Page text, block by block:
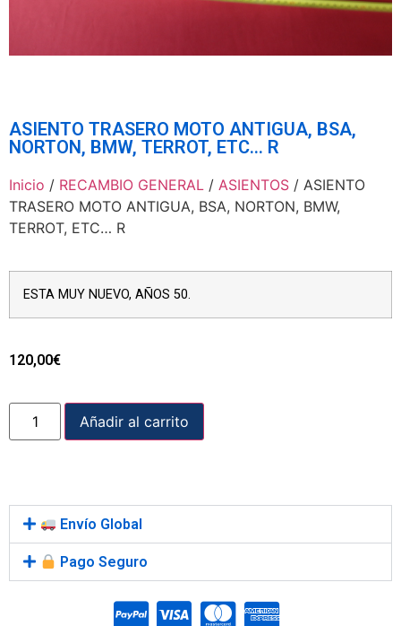
ASIENTO TRASERO MOTO ANTIGUA, BSA,
NORTON, BMW, TERROT, ETC… R
Inicio / RECAMBIO GENERAL / ASIENTOS / ASIENTO
TRASERO MOTO ANTIGUA, BSA, NORTON, BMW,
TERROT, ETC… R
ESTA MUY NUEVO, AÑOS 50.
120,00€
Añadir al carrito
Envío Global
Pago Seguro